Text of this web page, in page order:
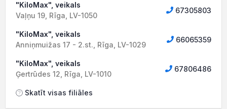
"KiloMax", veikals
Vaļņu 19, Rīga, LV-1050
67305803
"KiloMax", veikals
Anniņmuižas 17 - 2.st., Rīga, LV-1029
66065359
"KiloMax", veikals
Ģertrūdes 12, Rīga, LV-1010
67806486
Skatīt visas filiāles